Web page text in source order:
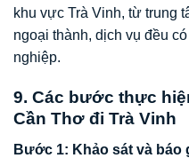
khu vực Trà Vinh, từ trung
ngoại thành, dịch vụ đều
nghiệp.
9. Các bước thực
Cần Thơ đi Trà Vinh
Bước 1: Khảo sát và báo